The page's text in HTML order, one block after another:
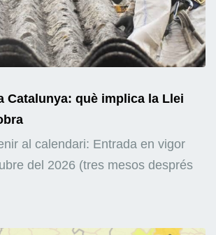
Catalunya: què implica la Llei
al calendari: Entrada en vigor
del 2026 (tres mesos després